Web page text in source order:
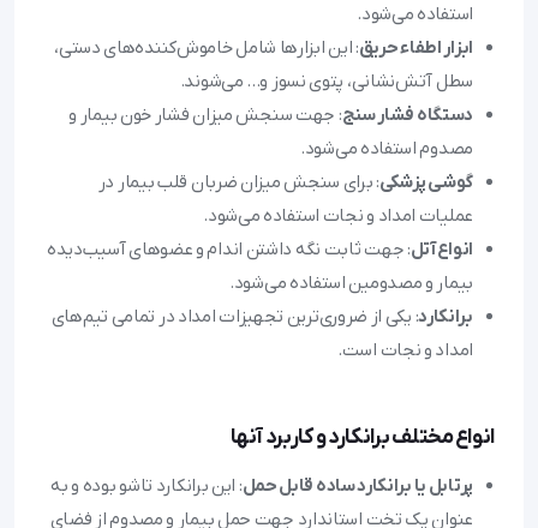
استفاده می‌شود.
ابزار اطفاء حریق: این ابزارها شامل خاموش‌کننده‌های دستی،
سطل آتش‌نشانی، پتوی نسوز و... می‌شوند.
دستگاه فشار سنج: جهت سنجش میزان فشار خون بیمار و
مصدوم استفاده می‌شود.
گوشی پزشکی: برای سنجش میزان ضربان قلب بیمار در
عملیات امداد و نجات استفاده می‌شود.
انواع آتل: جهت ثابت نگه داشتن اندام و عضوهای آسیب‌دیده
بیمار و مصدومین استفاده می‌شود.
برانکارد: یکی از ضروری‌ترین تجهیزات امداد در تمامی تیم‌های
امداد و نجات است.
انواع مختلف برانکارد و کاربرد آنها
پرتابل یا برانکارد ساده قابل حمل: این برانکارد تاشو بوده و به
عنوان یک تخت استاندارد جهت حمل بیمار و مصدوم از فضای